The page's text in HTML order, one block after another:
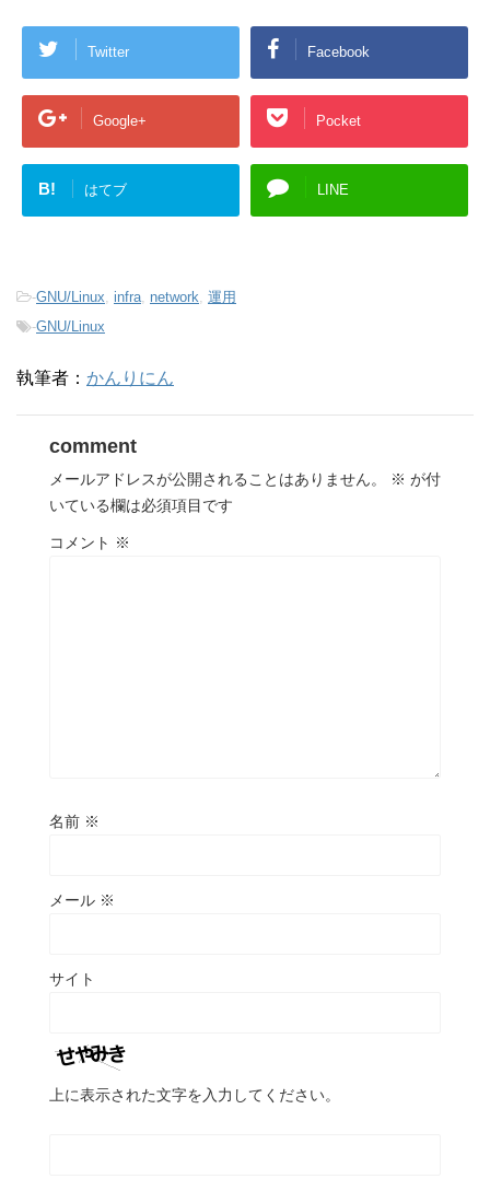
Twitter Facebook
Google+ Pocket
B! はてブ LINE
-GNU/Linux infra network 運用
-GNU/Linux
執筆者： かんりにん
comment
メールアドレスが公開されることはありません。 ※ が付
いている欄は必須項目です
コメント ※
名前 ※
メール ※
サイト
上に表示された文字を入力してください。